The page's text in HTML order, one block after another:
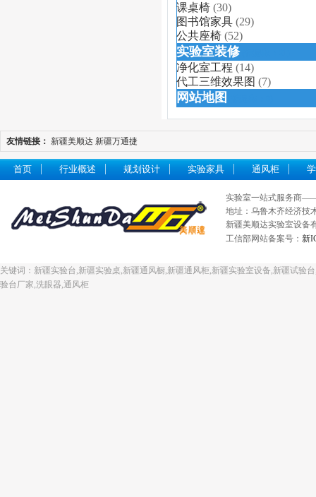
课桌椅 (30)
图书馆家具 (29)
公共座椅 (52)
实验室装修
净化室工程 (14)
代工三维效果图 (7)
网站地图
友情链接： 新疆美顺达 新疆万通捷
首页 行业概述 规划设计 实验家具 通风柜
实验室一站式服务商
地址：乌鲁木齐经济技
新疆美顺达实验室设备
工信部网站备案号： 新
关键词：新疆实验台,新疆实验桌,新疆通风橱,新疆通风柜,新疆实验室设备,新疆试验
验台厂家,洗眼器,通风柜